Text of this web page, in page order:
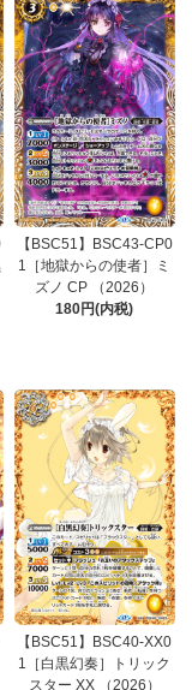
【BSC51】BSC43-CP0
1［地獄からの使者］ミ
ズノ CP （2026）
180円(内税)
【BSC51】BSC40-XX0
1［白黒幻奏］トリック
スター XX （2026）